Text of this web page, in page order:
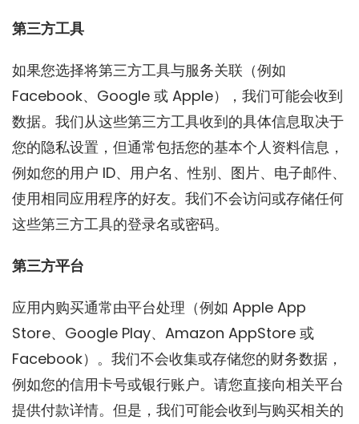
第三方工具
如果您选择将第三方工具与服务关联（例如
Facebook、Google 或 Apple），我们可能会收到
数据。我们从这些第三方工具收到的具体信息取决于
您的隐私设置，但通常包括您的基本个人资料信息，
例如您的用户 ID、用户名、性别、图片、电子邮件、
使用相同应用程序的好友。我们不会访问或存储任何
这些第三方工具的登录名或密码。
第三方平台
应用内购买通常由平台处理（例如 Apple App
Store、Google Play、Amazon AppStore 或
Facebook）。我们不会收集或存储您的财务数据，
例如您的信用卡号或银行账户。请您直接向相关平台
提供付款详情。但是，我们可能会收到与购买相关的